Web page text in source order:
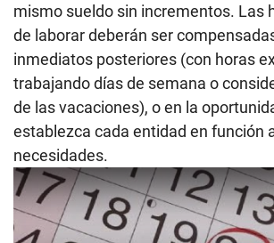
mismo sueldo sin incrementos. Las
de laborar deberán ser
inmediatos posteriores (con horas
trabajando días de semana o
de las vacaciones), o en la
establezca cada entidad en función
necesidades.